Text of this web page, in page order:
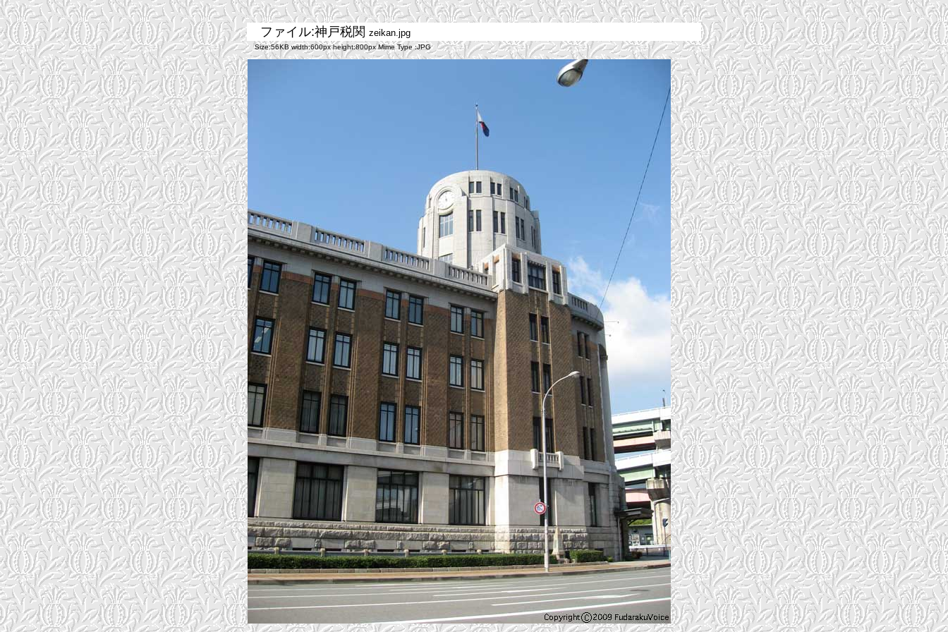
ファイル:神戸税関 zeikan.jpg
Size:56KB width:600px height:800px Mime Type :JPG